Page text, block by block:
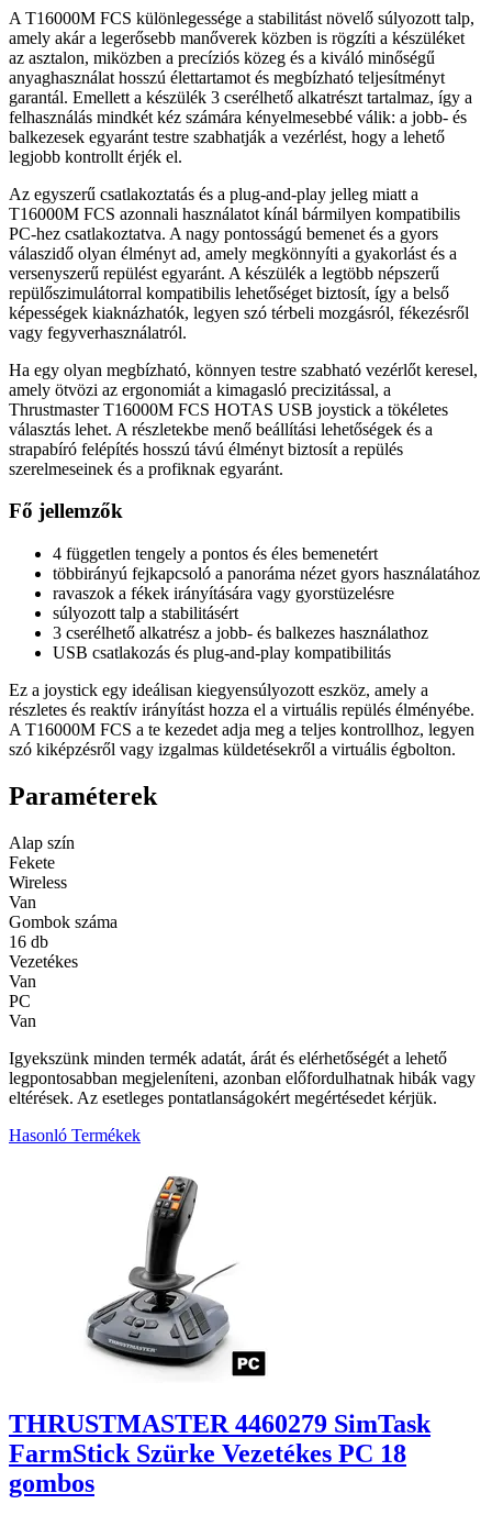
A T16000M FCS különlegessége a stabilitást növelő súlyozott talp,
amely akár a legerősebb manőverek közben is rögzíti a készüléket
az asztalon, miközben a precíziós közeg és a kiváló minőségű
anyaghasználat hosszú élettartamot és megbízható teljesítményt
garantál. Emellett a készülék 3 cserélhető alkatrészt tartalmaz, így a
felhasználás mindkét kéz számára kényelmesebbé válik: a jobb- és
balkezesek egyaránt testre szabhatják a vezérlést, hogy a lehető
legjobb kontrollt érjék el.
Az egyszerű csatlakoztatás és a plug-and-play jelleg miatt a
T16000M FCS azonnali használatot kínál bármilyen kompatibilis
PC-hez csatlakoztatva. A nagy pontosságú bemenet és a gyors
válaszidő olyan élményt ad, amely megkönnyíti a gyakorlást és a
versenyszerű repülést egyaránt. A készülék a legtöbb népszerű
repülőszimulátorral kompatibilis lehetőséget biztosít, így a belső
képességek kiaknázhatók, legyen szó térbeli mozgásról, fékezésről
vagy fegyverhasználatról.
Ha egy olyan megbízható, könnyen testre szabható vezérlőt keresel,
amely ötvözi az ergonomiát a kimagasló precizitással, a
Thrustmaster T16000M FCS HOTAS USB joystick a tökéletes
választás lehet. A részletekbe menő beállítási lehetőségek és a
strapabíró felépítés hosszú távú élményt biztosít a repülés
szerelmeseinek és a profiknak egyaránt.
Fő jellemzők
4 független tengely a pontos és éles bemenetért
többirányú fejkapcsoló a panoráma nézet gyors használatához
ravaszok a fékek irányítására vagy gyorstüzelésre
súlyozott talp a stabilitásért
3 cserélhető alkatrész a jobb- és balkezes használathoz
USB csatlakozás és plug-and-play kompatibilitás
Ez a joystick egy ideálisan kiegyensúlyozott eszköz, amely a
részletes és reaktív irányítást hozza el a virtuális repülés élményébe.
A T16000M FCS a te kezedet adja meg a teljes kontrollhoz, legyen
szó kiképzésről vagy izgalmas küldetésekről a virtuális égbolton.
Paraméterek
Alap szín
Fekete
Wireless
Van
Gombok száma
16 db
Vezetékes
Van
PC
Van
Igyekszünk minden termék adatát, árát és elérhetőségét a lehető
legpontosabban megjeleníteni, azonban előfordulhatnak hibák vagy
eltérések. Az esetleges pontatlanságokért megértésedet kérjük.
Hasonló Termékek
THRUSTMASTER 4460279 SimTask
FarmStick Szürke Vezetékes PC 18
gombos